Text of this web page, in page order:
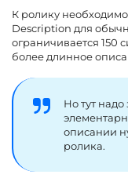
К ролику необходимо
Description для
ограничивается 150
более длинное
Но тут надо
описании
ролика.